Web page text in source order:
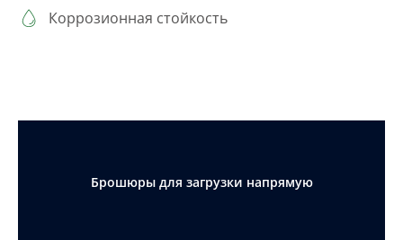
Коррозионная стойкость
Брошюры для загрузки напрямую